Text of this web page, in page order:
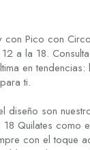
con Pico con
a la 18.
en
ti.
diseño son
Quilates como
con el toque